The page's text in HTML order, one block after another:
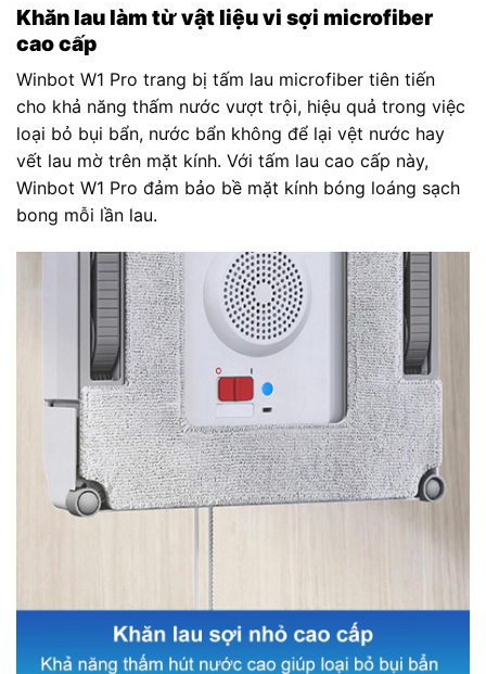
Khăn lau làm từ vật liệu vi sợi microfiber
cao cấp
Winbot W1 Pro trang bị tấm lau microfiber tiên tiến
cho khả năng thấm nước vượt trội, hiệu quả trong việc
loại bỏ bụi bẩn, nước bẩn không để lại vệt nước hay
vết lau mờ trên mặt kính. Với tấm lau cao cấp này,
Winbot W1 Pro đảm bảo bề mặt kính bóng loáng sạch
bong mỗi lần lau.